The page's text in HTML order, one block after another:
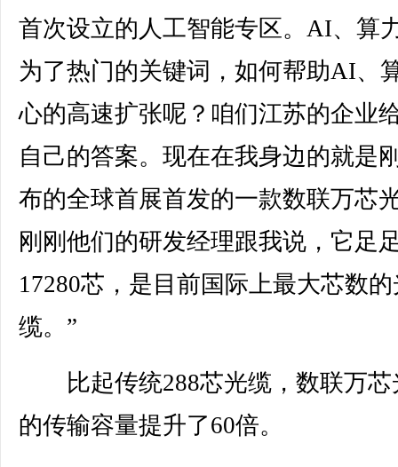
首次设立的人工智能专区。AI、算
为了热门的关键词，如何帮助AI、
心的高速扩张呢？咱们江苏的企业
自己的答案。现在在我身边的就是
布的全球首展首发的一款数联万芯
刚刚他们的研发经理跟我说，它足
17280芯，是目前国际上最大芯数
缆。”
比起传统288芯光缆，数联万芯
的传输容量提升了60倍。